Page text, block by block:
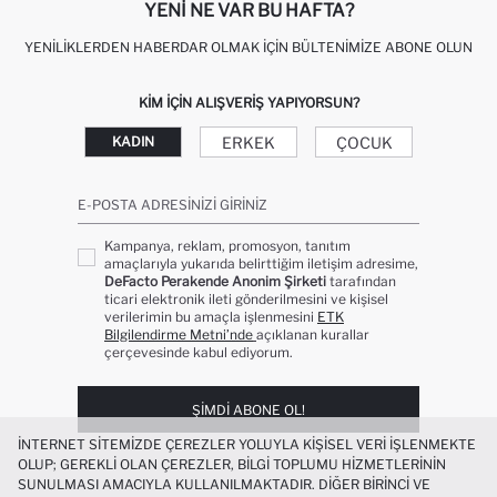
YENI NE VAR BU HAFTA?
YENILIKLERDEN HABERDAR OLMAK İÇIN BÜLTENIMIZE ABONE OLUN
KIM IÇIN ALIŞVERIŞ YAPIYORSUN?
KADIN ERKEK ÇOCUK
E-POSTA ADRESINIZI GIRINIZ
Kampanya, reklam, promosyon, tanıtım
amaçlarıyla yukarıda belirttiğim iletişim adresime,
DeFacto Perakende Anonim Şirketi tarafından
ticari elektronik ileti gönderilmesini ve kişisel
verilerimin bu amaçla işlenmesini ETK
Bilgilendirme Metni’nde açıklanan kurallar
çerçevesinde kabul ediyorum.
ŞIMDI ABONE OL!
İNTERNET SITEMIZDE ÇEREZLER YOLUYLA KIŞISEL VERI IŞLENMEKTE
OLUP; GEREKLI OLAN ÇEREZLER, BILGI TOPLUMU HIZMETLERININ
SUNULMASI AMACIYLA KULLANILMAKTADIR. DIĞER BIRINCI VE